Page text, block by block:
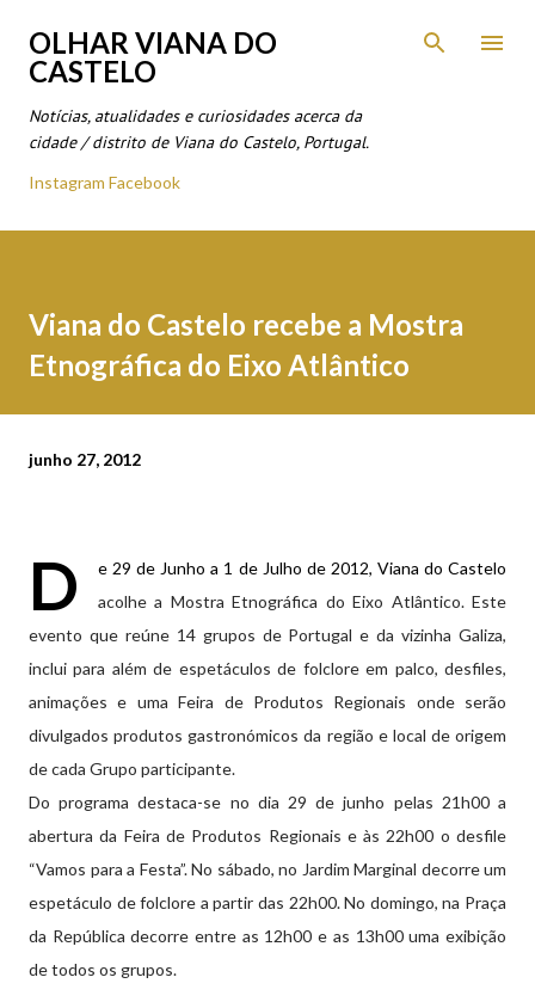
Avançar para o conteúdo principal
OLHAR VIANA DO
CASTELO
Notícias, atualidades e curiosidades acerca da
cidade / distrito de Viana do Castelo, Portugal.
Instagram Facebook
Viana do Castelo recebe a Mostra
Etnográfica do Eixo Atlântico
junho 27, 2012
D
e 29 de Junho a 1 de Julho de 2012, Viana do Castelo
acolhe a Mostra Etnográfica do Eixo Atlântico. Este
evento que reúne 14 grupos de Portugal e da vizinha Galiza,
inclui para além de espetáculos de folclore em palco, desfiles,
animações e uma Feira de Produtos Regionais onde serão
divulgados produtos gastronómicos da região e local de origem
de cada Grupo participante.
Do programa destaca-se no dia 29 de junho pelas 21h00 a
abertura da Feira de Produtos Regionais e às 22h00 o desfile
“Vamos para a Festa”. No sábado, no Jardim Marginal decorre um
espetáculo de folclore a partir das 22h00. No domingo, na Praça
da República decorre entre as 12h00 e as 13h00 uma exibição
de todos os grupos.